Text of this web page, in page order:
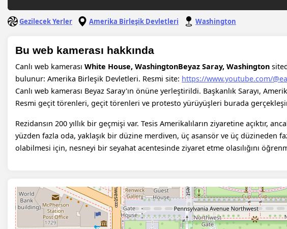
Gezilecek Yerler Amerika Birleşik Devletleri Washington
Bu web kamerası hakkında
Canlı web kamerası White House, WashingtonBeyaz Saray, Washington
bulunur: Amerika Birleşik Devletleri. Resmi site: https://www.youtube.com/
Canlı web kamerası Beyaz Saray'ın önüne yerleştirildi. Başkanlık Sarayı,
Resmi geçit törenleri, geçit törenleri ve protesto yürüyüşleri burada
Rezidansın 200 yıllık bir geçmişi var. Tesis Amerikalıların ziyaretine açıktır,
yüzden fazla oda, yaklaşık bir düzine merdiven, üç asansör ve üç düzineden
olabilmesi için, nesneyi bir seyahat acentesinde ziyaret etme olasılığını